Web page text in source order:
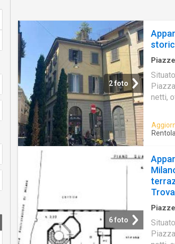
2 foto
netti,
come
layout
6 foto